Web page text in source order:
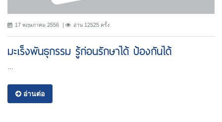
17 พฤษภาคม 2556 อ่าน 12525 ครั้ง
มะเร็งพันธุกรรม รู้ก่อนรักษาได้ ป้องกันได้
อ่านต่อ